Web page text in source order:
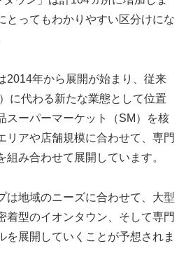
とってもわかりやすい区分けにな
2014年から展開が始まり、従来
に代わる新たな業態として位置
スーパーマーケット（SM）を核
リアや店舗規模に合わせて、専門
み合わせて展開しています。
は地域のニーズに合わせて、大型
着型のイオンタウン、そして専門
を展開していくことが予想されま